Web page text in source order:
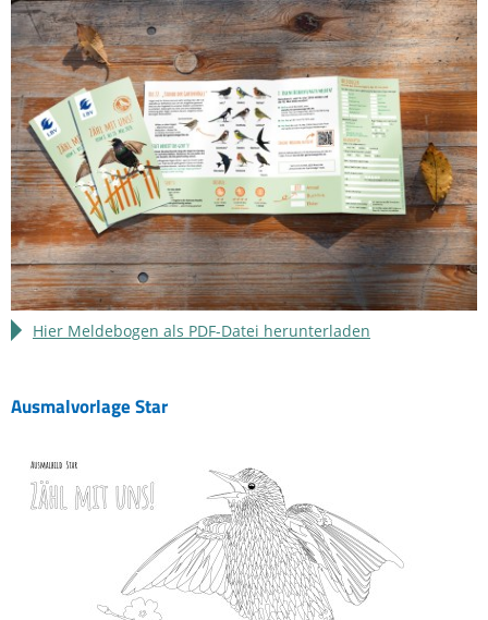
Hier Meldebogen als PDF-Datei herunterladen
Ausmalvorlage Star